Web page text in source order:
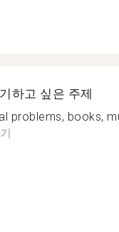
하고 싶은 주제
problems, books,